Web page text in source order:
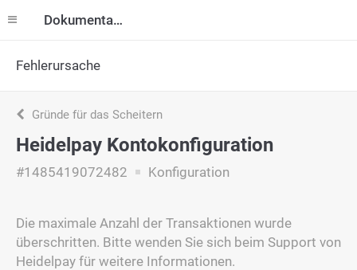
Dokumentation
Fehlerursache
Gründe für das Scheitern
Heidelpay Kontokonfiguration
#1485419072482 Konfiguration
Die maximale Anzahl der Transaktionen wurde
überschritten. Bitte wenden Sie sich beim Support von
Heidelpay für weitere Informationen.